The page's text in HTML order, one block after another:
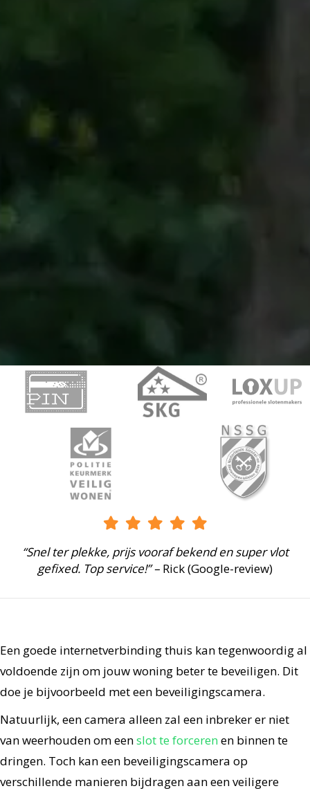
“Snel ter plekke, prijs vooraf bekend en super vlot
gefixed. Top service!” – Rick (Google-review)
Een goede internetverbinding thuis kan tegenwoordig al
voldoende zijn om jouw woning beter te beveiligen. Dit
doe je bijvoorbeeld met een beveiligingscamera.
Natuurlijk, een camera alleen zal een inbreker er niet
van weerhouden om eenslot te forcerenen binnen te
dringen. Toch kan een beveiligingscamera op
verschillende manieren bijdragen aan een veiligere